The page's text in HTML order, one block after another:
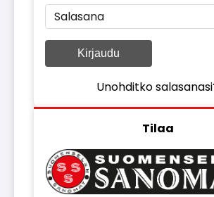
Salasana
Kirjaudu
Unohditko
Tilaa